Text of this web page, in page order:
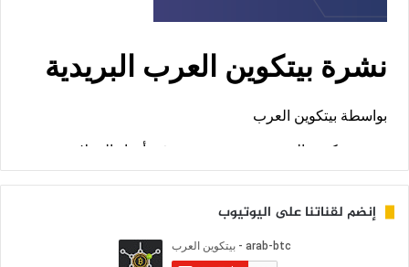
إنضم لقناتنا على اليوتيوب